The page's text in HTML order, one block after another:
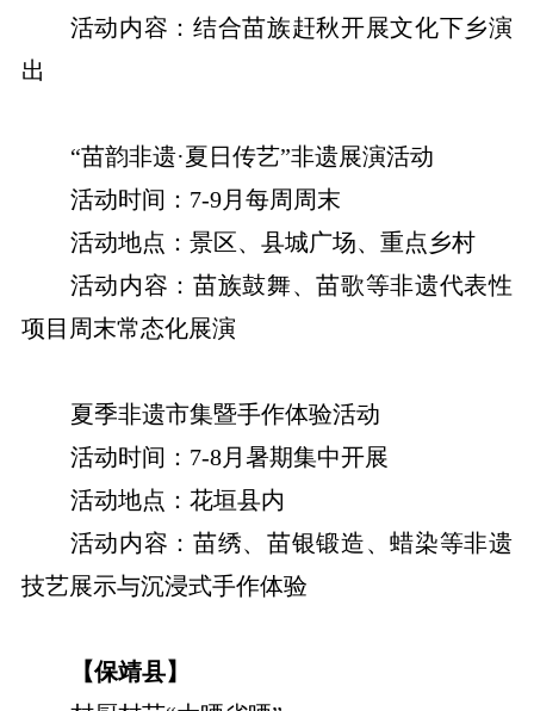
活动内容：结合苗族赶秋开展文化下乡演
出
“苗韵非遗·夏日传艺”非遗展演活动
活动时间：7-9月每周周末
活动地点：景区、县城广场、重点乡村
活动内容：苗族鼓舞、苗歌等非遗代表性
项目周末常态化展演
夏季非遗市集暨手作体验活动
活动时间：7-8月暑期集中开展
活动地点：花垣县内
活动内容：苗绣、苗银锻造、蜡染等非遗
技艺展示与沉浸式手作体验
【保靖县】